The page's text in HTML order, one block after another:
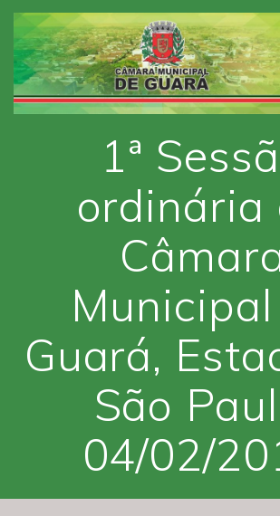
Skip
to
content
1ª
ordinária
Guará,
São
04/02/